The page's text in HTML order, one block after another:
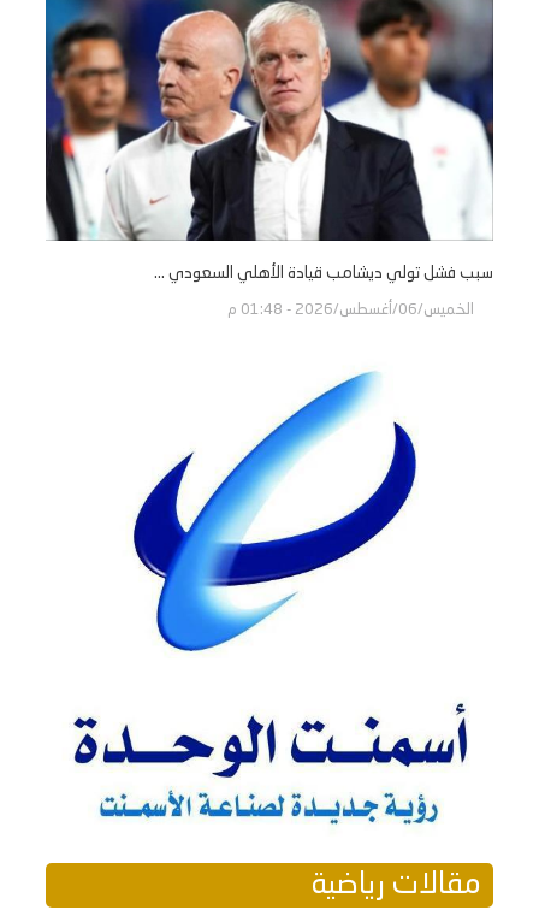
سبب فشل تولي ديشامب قيادة الأهلي السعودي ...
الخميس/06/أغسطس/2026 - 01:48 م
مقالات رياضية